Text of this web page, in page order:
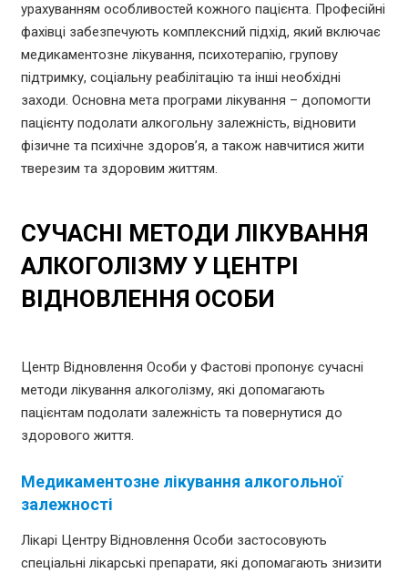
урахуванням особливостей кожного пацієнта. Професійні
фахівці забезпечують комплексний підхід, який включає
медикаментозне лікування, психотерапію, групову
підтримку, соціальну реабілітацію та інші необхідні
заходи. Основна мета програми лікування – допомогти
пацієнту подолати алкогольну залежність, відновити
фізичне та психічне здоров’я, а також навчитися жити
тверезим та здоровим життям.
СУЧАСНІ МЕТОДИ ЛІКУВАННЯ
АЛКОГОЛІЗМУ У ЦЕНТРІ
ВІДНОВЛЕННЯ ОСОБИ
Центр Відновлення Особи у Фастові пропонує сучасні
методи лікування алкоголізму, які допомагають
пацієнтам подолати залежність та повернутися до
здорового життя.
Медикаментозне лікування алкогольної
залежності
Лікарі Центру Відновлення Особи застосовують
спеціальні лікарські препарати, які допомагають знизити